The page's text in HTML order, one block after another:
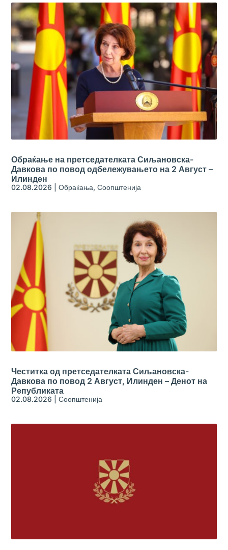
Обраќање на претседателката Сиљановска-
Давкова по повод одбележувањето на 2 Август –
Илинден
02.08.2026 |Обраќања,Соопштенија
Честитка од претседателката Сиљановска-
Давкова по повод 2 Август, Илинден – Денот на
Републиката
02.08.2026 |Соопштенија